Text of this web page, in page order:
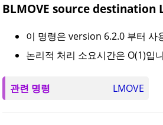
BLMOVE source destination
이 명령은 version 6.2.0 부터 사
논리적 처리 소요시간은 O(1)입
관련 명령 LMOVE